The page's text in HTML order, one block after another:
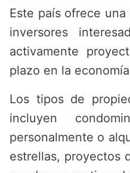
Este país ofrece
inversores
activamente
plazo en la
Los tipos de
incluyen
personalmente o
estrellas, proyectos